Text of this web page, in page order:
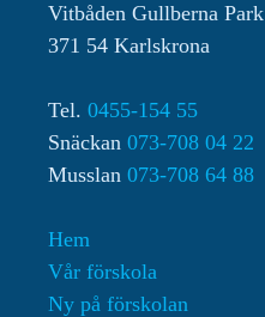
Vitbåden Gullberna Park
371 54 Karlskrona
Tel.0455-154 55
Snäckan073-708 04 22
Musslan073-708 64 88‬
Hem
Vår förskola
Ny på förskolan